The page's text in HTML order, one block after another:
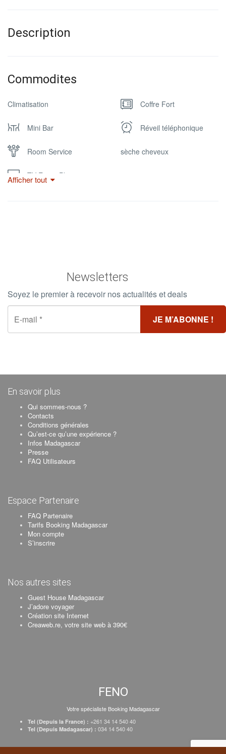
Description
Commodites
Climatisation Coffre Fort
Mini Bar Réveil téléphonique
Room Service sèche cheveux
TV Ecran Plat
Afficher tout
Newsletters
Soyez le premier à recevoir nos actualités et deals
En savoir plus
Qui sommes-nous ?
Contacts
Conditions générales
Qu’est-ce qu’une expérience ?
Infos Madagascar
Presse
FAQ Utilisateurs
Espace Partenaire
FAQ Partenaire
Tarifs Booking Madagascar
Mon compte
S’inscrire
Nos autres sites
Guest House Madagascar
J’adore voyager
Création site Internet
Creaweb.re, votre site web à 390€
FENO
Votre spécialiste Booking Madagascar
Tel (Depuis la France) : +261 34 14 540 40
Tel (Depuis Madagascar) : 034 14 540 40